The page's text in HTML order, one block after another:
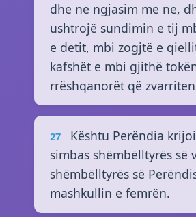
dhe në ngjasim me ne,
ushtrojë sundimin e tij
e detit, mbi zogjtë e
kafshët e mbi gjithë
rrëshqanorët që
27
Kështu Perëndia
simbas shëmbëlltyrës së
shëmbëlltyrës së
mashkullin e femrën.